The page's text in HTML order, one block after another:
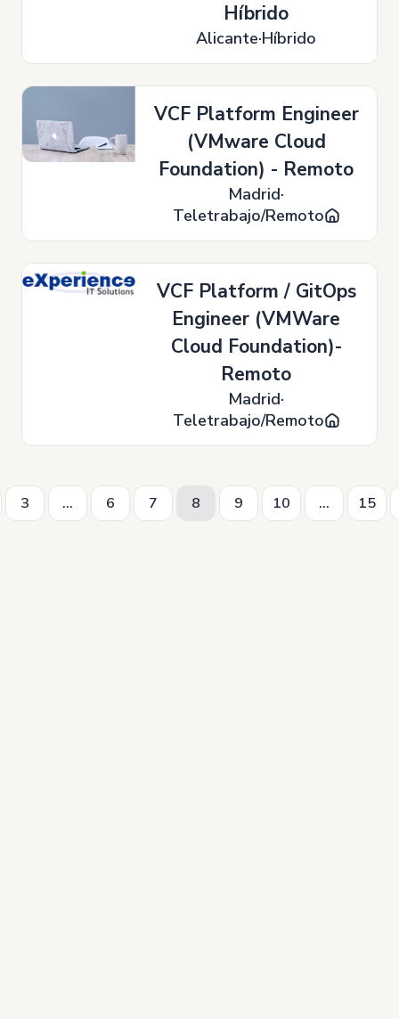
Híbrido
Alicante Híbrido
VCF Platform Engineer
(VMware Cloud
Foundation) - Remoto
Madrid
Teletrabajo/Remoto
VCF Platform / GitOps
Engineer (VMWare
Cloud Foundation)-
Remoto
Madrid
Teletrabajo/Remoto
3 ... 6 7 8 9 10 ... 15